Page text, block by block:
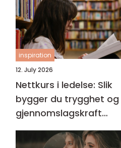
inspiration
12. July 2026
Nettkurs i ledelse: Slik
bygger du trygghet og
gjennomslagskraft
gjennom riktig ledelse-
kurs